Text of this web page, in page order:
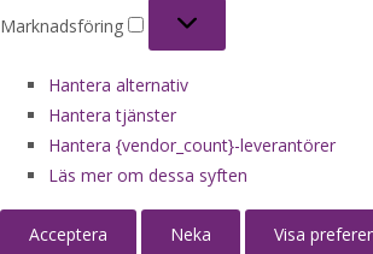
Marknadsföring
Hantera alternativ
Hantera tjänster
Hantera {vendor_count}-leverantörer
Läs mer om dessa syften
Acceptera Neka Visa